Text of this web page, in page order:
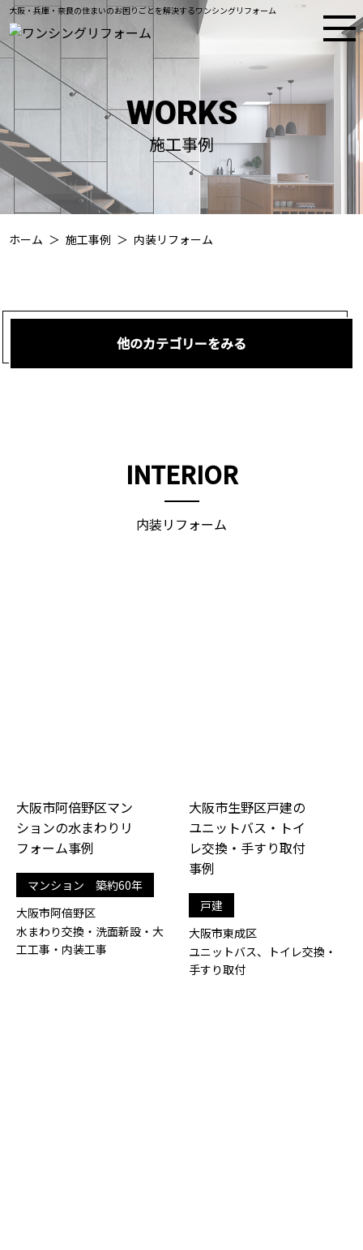
大阪・兵庫・奈良の住まいのお困りごとを解決するワンシングリフォーム
WORKS
施工事例
ホーム 施工事例 内装リフォーム
他のカテゴリーをみる
INTERIOR
内装リフォーム
大阪市阿倍野区マン
ションの水まわりリ
フォーム事例
マンション 築約60年
大阪市阿倍野区
水まわり交換・洗面新設・大
工工事・内装工事
大阪市生野区戸建の
ユニットバス・トイ
レ交換・手すり取付
事例
戸建
大阪市東成区
ユニットバス、トイレ交換・
手すり取付